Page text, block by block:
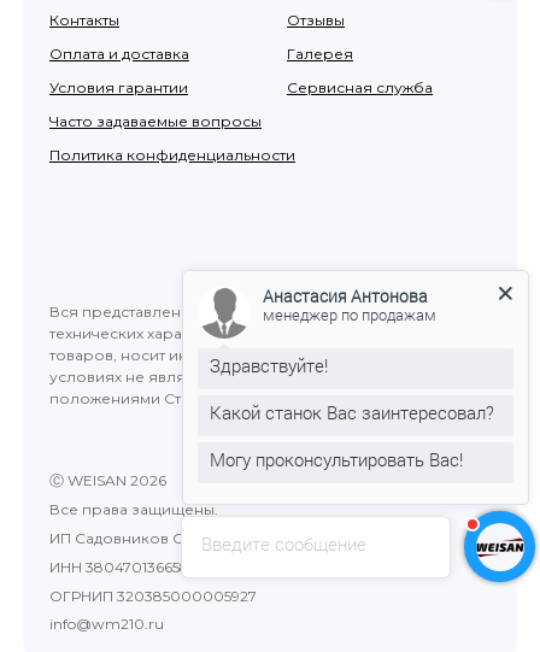
Контакты
Оплата и доставка
Часто задаваемые вопросы
Галерея
Отзывы
Условия гарантии Сервисная служба
Политика конфиденциальности
Вся представленная на сайте информация, касающаяся
технических характеристик, наличия на складе, стоимости
товаров, носит информационный характер и ни при каких
условиях не является публичной офертой, определяемой
положениями Статьи 437(2) Гражданского кодекса РФ.
Ⓒ WEISAN 2026
Все права защищены.
ИП Садовников Сергей Сергеевич
ИНН 380470136658
ОГРНИП 320385000005927
info@wm210.ru
Введите сообщение
Анастасия Антонова
менеджер по продажам
Здравствуйте!
Какой станок Вас заинтересовал?
Могу проконсультировать Вас!